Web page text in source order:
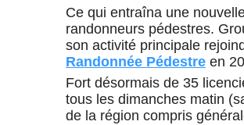
Ce qui entraîna une
randonneurs pédestres.
son activité principale
Randonnée Pédestre en
Fort désormais de 35
tous les dimanches matin
de la région compris